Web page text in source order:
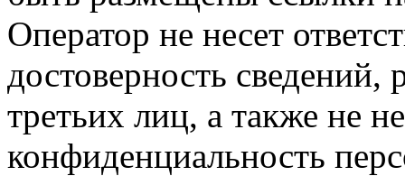
Оператор не несет
достоверность
третьих лиц, а также не
конфиденциальность